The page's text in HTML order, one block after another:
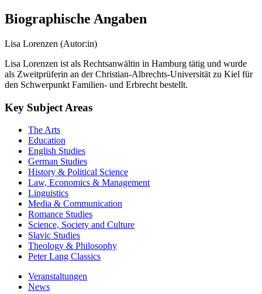
Biographische Angaben
Lisa Lorenzen (Autor:in)
Lisa Lorenzen ist als Rechtsanwältin in Hamburg tätig und wurde
als Zweitprüferin an der Christian-Albrechts-Universität zu Kiel für
den Schwerpunkt Familien- und Erbrecht bestellt.
Key Subject Areas
The Arts
Education
English Studies
German Studies
History & Political Science
Law, Economics & Management
Linguistics
Media & Communication
Romance Studies
Science, Society and Culture
Slavic Studies
Theology & Philosophy
Peter Lang Classics
Veranstaltungen
News